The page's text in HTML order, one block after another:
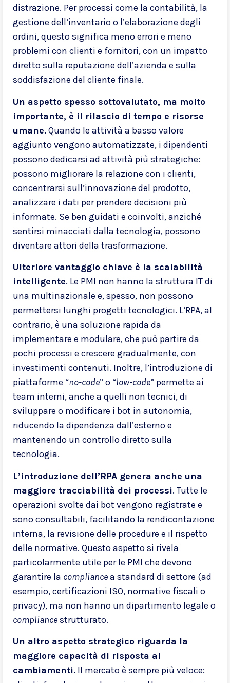
distrazione. Per processi come la contabilità, la
gestione dell’inventario o l’elaborazione degli
ordini, questo significa meno errori e meno
problemi con clienti e fornitori, con un impatto
diretto sulla reputazione dell’azienda e sulla
soddisfazione del cliente finale.
Un aspetto spesso sottovalutato, ma molto
importante, è il rilascio di tempo e risorse
umane.Quando le attività a basso valore
aggiunto vengono automatizzate, i dipendenti
possono dedicarsi ad attività più strategiche:
possono migliorare la relazione con i clienti,
concentrarsi sull’innovazione del prodotto,
analizzare i dati per prendere decisioni più
informate. Se ben guidati e coinvolti, anziché
sentirsi minacciati dalla tecnologia, possono
diventare attori della trasformazione.
Ulteriore vantaggio chiave è la scalabilità
intelligente. Le PMI non hanno la struttura IT di
una multinazionale e, spesso, non possono
permettersi lunghi progetti tecnologici. L’RPA, al
contrario, è una soluzione rapida da
implementare e modulare, che può partire da
pochi processi e crescere gradualmente, con
investimenti contenuti. Inoltre, l’introduzione di
piattaforme “no-code” o “low-code” permette ai
team interni, anche a quelli non tecnici, di
sviluppare o modificare i bot in autonomia,
riducendo la dipendenza dall’esterno e
mantenendo un controllo diretto sulla
tecnologia.
L’introduzione dell’RPA genera anche una
maggiore tracciabilità dei processi. Tutte le
operazioni svolte dai bot vengono registrate e
sono consultabili, facilitando la rendicontazione
interna, la revisione delle procedure e il rispetto
delle normative. Questo aspetto si rivela
particolarmente utile per le PMI che devono
garantire la compliancea standard di settore (ad
esempio, certificazioni ISO, normative fiscali o
privacy), ma non hanno un dipartimento legale o
compliancestrutturato.
Un altro aspetto strategico riguarda la
maggiore capacità di risposta ai
cambiamenti. Il mercato è sempre più veloce: